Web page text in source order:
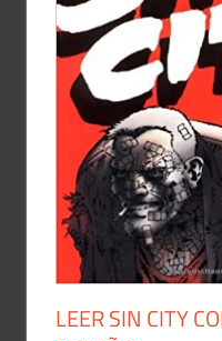
LEER SIN CITY